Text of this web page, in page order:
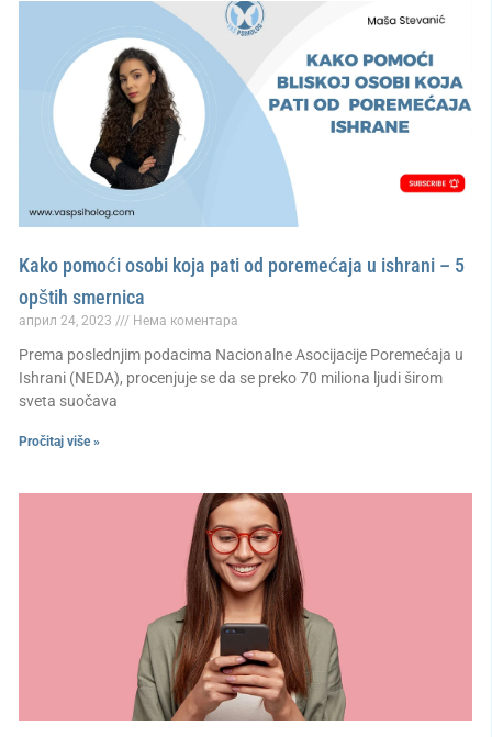
Kako pomoći osobi koja pati od poremećaja u ishrani – 5
opštih smernica
април 24, 2023 Нема коментара
Prema poslednjim podacima Nacionalne Asocijacije Poremećaja u
Ishrani (NEDA), procenjuje se da se preko 70 miliona ljudi širom
sveta suočava
Pročitaj više »